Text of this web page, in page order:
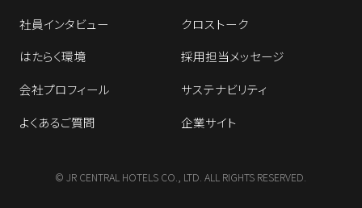
社員インタビュー
クロストーク
はたらく環境
採用担当メッセージ
会社プロフィール
サステナビリティ
よくあるご質問
企業サイト
© JR CENTRAL HOTELS CO., LTD. ALL RIGHTS RESERVED.